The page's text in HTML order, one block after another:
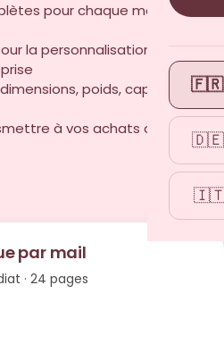
🇫🇷
🇩🇪
pour chaque modèle Easy
la personnalisation aux
poids, capacité de
à vos achats ou bureau
par mail
· 24 pages